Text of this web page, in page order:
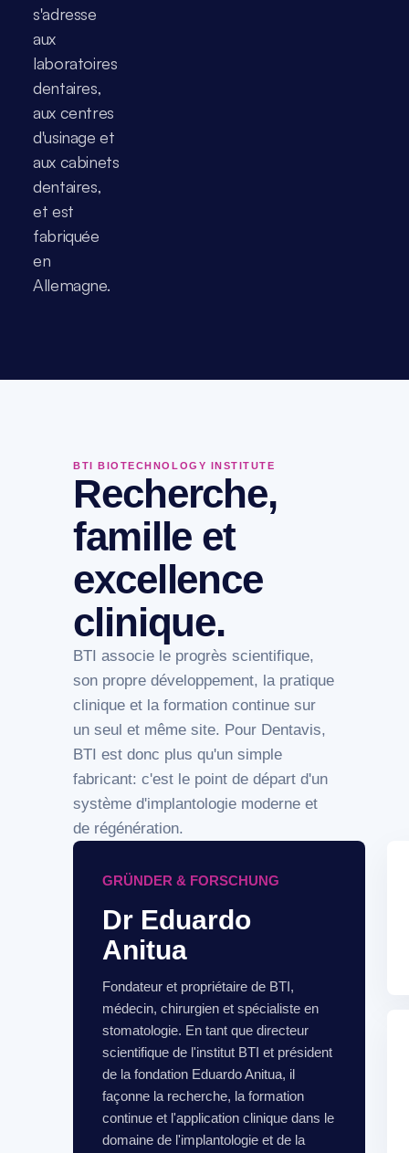
s'adresse
aux
laboratoires
dentaires,
aux centres
d'usinage et
aux cabinets
dentaires,
et est
fabriquée
en
Allemagne.
BTI BIOTECHNOLOGY INSTITUTE
Recherche,
famille et
excellence
clinique.
BTI associe le progrès scientifique,
son propre développement, la pratique
clinique et la formation continue sur
un seul et même site. Pour Dentavis,
BTI est donc plus qu'un simple
fabricant: c'est le point de départ d'un
système d'implantologie moderne et
de régénération.
GRÜNDER & FORSCHUNG
Dr Eduardo
Anitua
Fondateur et propriétaire de BTI,
médecin, chirurgien et spécialiste en
stomatologie. En tant que directeur
scientifique de l'institut BTI et président
de la fondation Eduardo Anitua, il
façonne la recherche, la formation
continue et l'application clinique dans le
domaine de l'implantologie et de la